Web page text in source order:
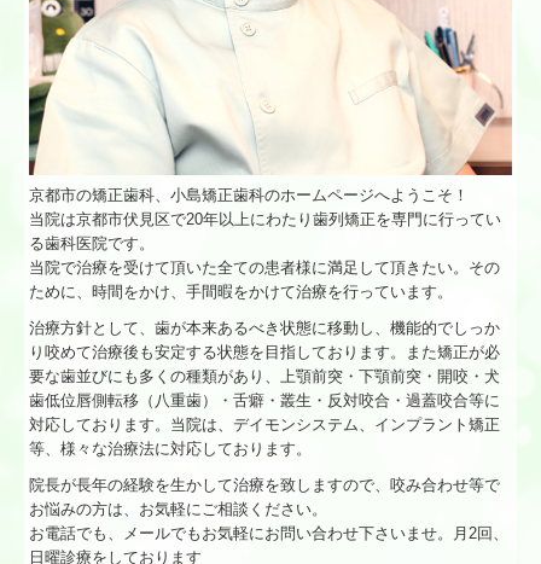
京都市の矯正歯科、小島矯正歯科のホームページへようこそ！
当院は京都市伏見区で20年以上にわたり歯列矯正を専門に行ってい
る歯科医院です。
当院で治療を受けて頂いた全ての患者様に満足して頂きたい。その
ために、時間をかけ、手間暇をかけて治療を行っています。
治療方針として、歯が本来あるべき状態に移動し、機能的でしっか
り咬めて治療後も安定する状態を目指しております。また矯正が必
要な歯並びにも多くの種類があり、上顎前突・下顎前突・開咬・犬
歯低位唇側転移（八重歯）・舌癖・叢生・反対咬合・過蓋咬合等に
対応しております。当院は、デイモンシステム、インプラント矯正
等、様々な治療法に対応しております。
院長が長年の経験を生かして治療を致しますので、咬み合わせ等で
お悩みの方は、お気軽にご相談ください。
お電話でも、メールでもお気軽にお問い合わせ下さいませ。月2回、
日曜診療をしております